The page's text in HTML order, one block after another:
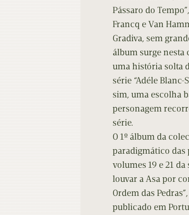
Pássaro do
Francq e Van
Gradiva, sem
álbum surge nesta
uma história solta
série “Adéle Blanc-
sim, uma escolha
personagem
série.
O 1º álbum da
paradigmático das
volumes 19 e 21
louvar a Asa por
Ordem das
publicado em